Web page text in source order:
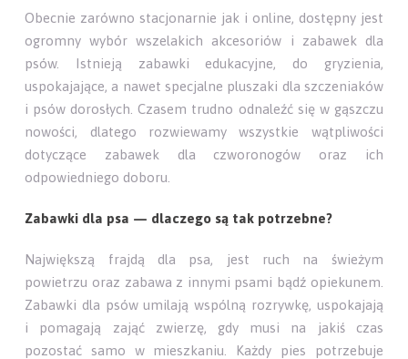
Obecnie zarówno stacjonarnie jak i online, dostępny jest
ogromny wybór wszelakich akcesoriów i zabawek dla
psów. Istnieją zabawki edukacyjne, do gryzienia,
uspokajające, a nawet specjalne pluszaki dla szczeniaków
i psów dorosłych. Czasem trudno odnaleźć się w gąszczu
nowości, dlatego rozwiewamy wszystkie wątpliwości
dotyczące zabawek dla czworonogów oraz ich
odpowiedniego doboru.
Zabawki dla psa — dlaczego są tak potrzebne?
Największą frajdą dla psa, jest ruch na świeżym
powietrzu oraz zabawa z innymi psami bądź opiekunem.
Zabawki dla psów umilają wspólną rozrywkę, uspokajają
i pomagają zająć zwierzę, gdy musi na jakiś czas
pozostać samo w mieszkaniu. Każdy pies potrzebuje